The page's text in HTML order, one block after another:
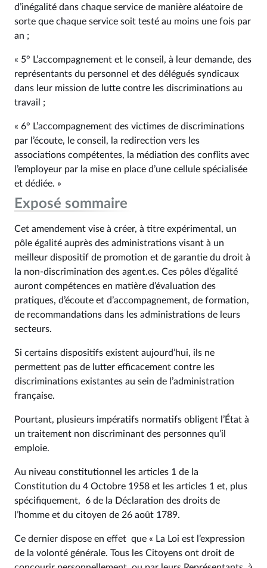
d’inégalité dans chaque service de manière aléatoire de
sorte que chaque service soit testé au moins une fois par
an ;
« 5° L’accompagnement et le conseil, à leur demande, des
représentants du personnel et des délégués syndicaux
dans leur mission de lutte contre les discriminations au
travail ;
« 6° L’accompagnement des victimes de discriminations
par l’écoute, le conseil, la redirection vers les
associations compétentes, la médiation des conflits avec
l’employeur par la mise en place d’une cellule spécialisée
et dédiée. »
Exposé sommaire
Cet amendement vise à créer, à titre expérimental, un
pôle égalité auprès des administrations visant à un
meilleur dispositif de promotion et de garantie du droit à
la non-discrimination des agent.es. Ces pôles d’égalité
auront compétences en matière d’évaluation des
pratiques, d’écoute et d’accompagnement, de formation,
de recommandations dans les administrations de leurs
secteurs.
Si certains dispositifs existent aujourd’hui, ils ne
permettent pas de lutter efficacement contre les
discriminations existantes au sein de l’administration
française.
Pourtant, plusieurs impératifs normatifs obligent l’État à
un traitement non discriminant des personnes qu’il
emploie.
Au niveau constitutionnel les articles 1 de la
Constitution du 4 Octobre 1958 et les articles 1 et, plus
spécifiquement, 6 de la Déclaration des droits de
l’homme et du citoyen de 26 août 1789.
Ce dernier dispose en effet que « La Loi est l’expression
de la volonté générale. Tous les Citoyens ont droit de